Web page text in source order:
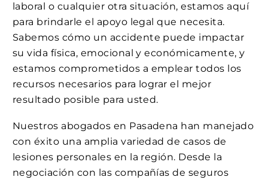
laboral o cualquier otra situación, estamos aquí
para brindarle el apoyo legal que necesita.
Sabemos cómo un accidente puede impactar
su vida física, emocional y económicamente, y
estamos comprometidos a emplear todos los
recursos necesarios para lograr el mejor
resultado posible para usted.
Nuestros abogados en Pasadena han manejado
con éxito una amplia variedad de casos de
lesiones personales en la región. Desde la
negociación con las compañías de seguros